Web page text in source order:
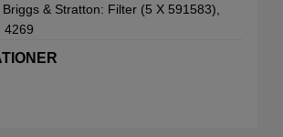
& Stratton: Filter (5 X 591583),
4269